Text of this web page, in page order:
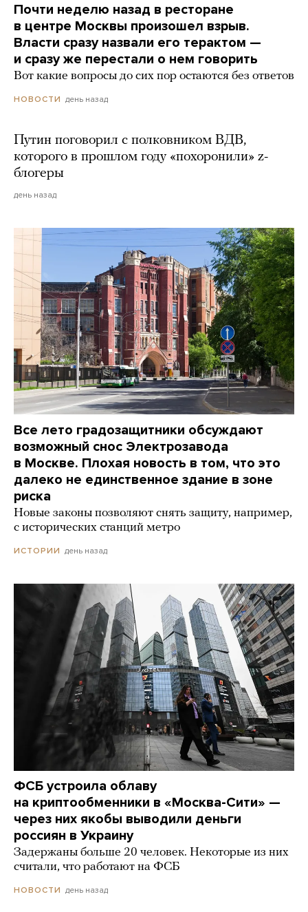
Почти неделю назад в ресторане
в центре Москвы произошел взрыв.
Власти сразу назвали его терактом —
и сразу же перестали о нем говорить
Вот какие вопросы до сих пор остаются без ответов
НОВОСТИ день назад
Путин поговорил с полковником ВДВ,
которого в прошлом году «похоронили» z-
блогеры
день назад
Все лето градозащитники обсуждают
возможный снос Электрозавода
в Москве. Плохая новость в том, что это
далеко не единственное здание в зоне
риска
Новые законы позволяют снять защиту, например,
с исторических станций метро
ИСТОРИИ день назад
ФСБ устроила облаву
на криптообменники в «Москва-Сити» —
через них якобы выводили деньги
россиян в Украину
Задержаны больше 20 человек. Некоторые из них
считали, что работают на ФСБ
НОВОСТИ день назад